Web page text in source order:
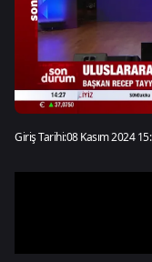
Giriş Tarihi:08 Kasım 2024